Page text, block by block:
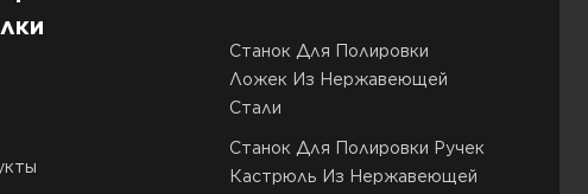
Станок Для Полировки
Ложек Из Нержавеющей
Стали
Станок Для Полировки Ручек
Кастрюль Из Нержавеющей